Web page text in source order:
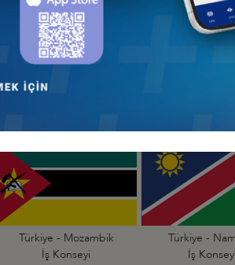
Türkiye - Madagaskar
Türkiye - Mozambik
İş Konseyi
Türkiye -
İş Konseyi